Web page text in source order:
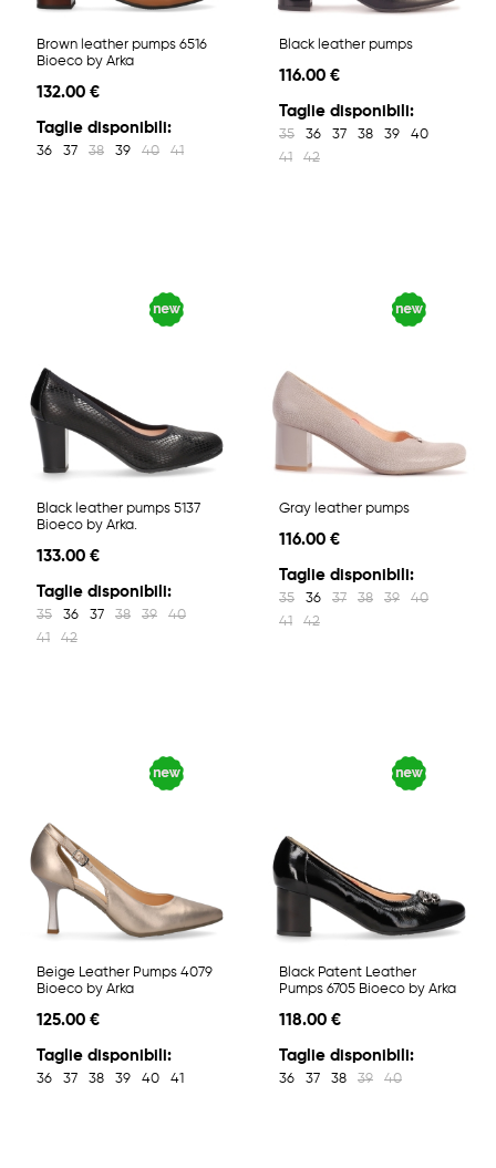
Brown leather pumps 6516
Bioeco by Arka
132.00 €
Taglie disponibili:
36 37 38 39 40 41
Black leather pumps
116.00 €
Taglie disponibili:
35 36 37 38 39
40
41
42
Black leather pumps 5137
Bioeco by Arka.
133.00 €
Taglie disponibili:
35 36 37 38 39
40
41
42
Gray leather pumps
116.00 €
Taglie disponibili:
35 36 37 38 39
40
41
42
Beige Leather Pumps 4079
Bioeco by Arka
125.00 €
Taglie disponibili:
36 37 38 39 40 41
Black Patent Leather
Pumps 6705 Bioeco by Arka
118.00 €
Taglie disponibili:
36 37 38 39 40